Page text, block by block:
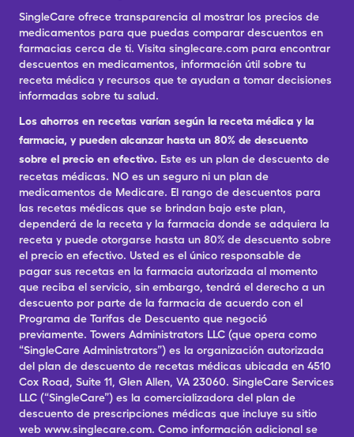
SingleCare ofrece transparencia al mostrar los precios de
medicamentos para que puedas comparar descuentos en
farmacias cerca de ti. Visita singlecare.com para encontrar
descuentos en medicamentos, información útil sobre tu
receta médica y recursos que te ayudan a tomar decisiones
informadas sobre tu salud.
Los ahorros en recetas varían según la receta médica y la
farmacia, y pueden alcanzar hasta un 80% de descuento
sobre el precio en efectivo. Este es un plan de descuento de
recetas médicas. NO es un seguro ni un plan de
medicamentos de Medicare. El rango de descuentos para
las recetas médicas que se brindan bajo este plan,
dependerá de la receta y la farmacia donde se adquiera la
receta y puede otorgarse hasta un 80% de descuento sobre
el precio en efectivo. Usted es el único responsable de
pagar sus recetas en la farmacia autorizada al momento
que reciba el servicio, sin embargo, tendrá el derecho a un
descuento por parte de la farmacia de acuerdo con el
Programa de Tarifas de Descuento que negoció
previamente. Towers Administrators LLC (que opera como
“SingleCare Administrators”) es la organización autorizada
del plan de descuento de recetas médicas ubicada en 4510
Cox Road, Suite 11, Glen Allen, VA 23060. SingleCare Services
LLC (“SingleCare”) es la comercializadora del plan de
descuento de prescripciones médicas que incluye su sitio
web www.singlecare.com. Como información adicional se